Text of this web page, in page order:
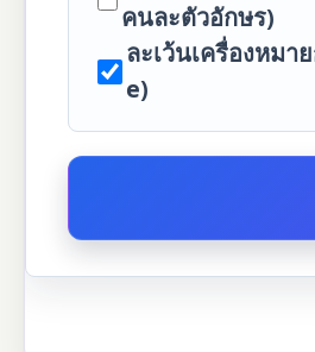
คนละตัวอักษร)
ละเว้นเครื่องหมา
e)